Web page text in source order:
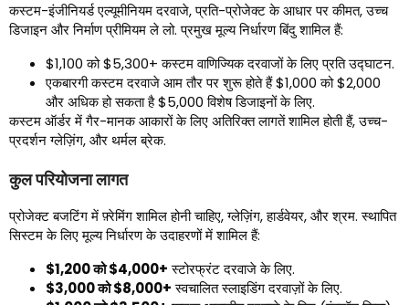
कस्टम-इंजीनियर्ड एल्यूमीनियम दरवाजे, प्रति-प्रोजेक्ट के आधार पर कीमत, उच्च
डिजाइन और निर्माण प्रीमियम ले लो. प्रमुख मूल्य निर्धारण बिंदु शामिल हैं:
$1,100 को $5,300+ कस्टम वाणिज्यिक दरवाजों के लिए प्रति उद्घाटन.
एकबारगी कस्टम दरवाजे आम तौर पर शुरू होते हैं $1,000 को $2,000
और अधिक हो सकता है $5,000 विशेष डिजाइनों के लिए.
कस्टम ऑर्डर में गैर-मानक आकारों के लिए अतिरिक्त लागतें शामिल होती हैं, उच्च-
प्रदर्शन ग्लेज़िंग, और थर्मल ब्रेक.
कुल परियोजना लागत
प्रोजेक्ट बजटिंग में फ़्रेमिंग शामिल होनी चाहिए, ग्लेज़िंग, हार्डवेयर, और श्रम. स्थापित
सिस्टम के लिए मूल्य निर्धारण के उदाहरणों में शामिल हैं:
$1,200 को $4,000+स्टोरफ्रंट दरवाजे के लिए.
$3,000 को $8,000+स्वचालित स्लाइडिंग दरवाज़ों के लिए.